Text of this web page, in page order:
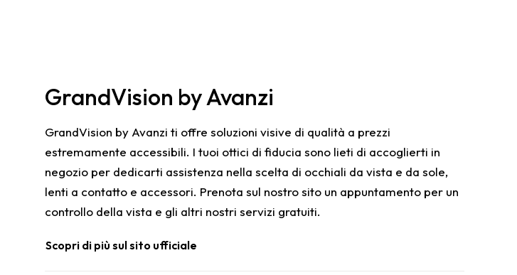
GrandVision by Avanzi
GrandVision by Avanzi ti offre soluzioni visive di qualità a prezzi
estremamente accessibili. I tuoi ottici di fiducia sono lieti di accoglierti in
negozio per dedicarti assistenza nella scelta di occhiali da vista e da sole,
lenti a contatto e accessori. Prenota sul nostro sito un appuntamento per un
controllo della vista e gli altri nostri servizi gratuiti.
Scopri di più sul sito ufficiale